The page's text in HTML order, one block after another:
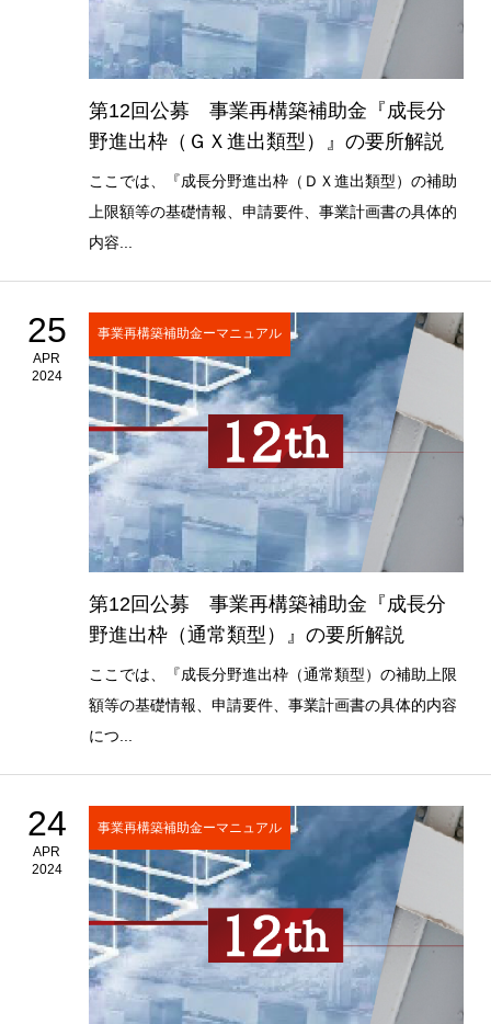
第12回公募 事業再構築補助金『成長分
野進出枠（ＧＸ進出類型）』の要所解説
ここでは、『成長分野進出枠（ＤＸ進出類型）の補助
上限額等の基礎情報、申請要件、事業計画書の具体的
内容...
25
APR
2024
事業再構築補助金ーマニュアル
第12回公募 事業再構築補助金『成長分
野進出枠（通常類型）』の要所解説
ここでは、『成長分野進出枠（通常類型）の補助上限
額等の基礎情報、申請要件、事業計画書の具体的内容
につ...
24
APR
2024
事業再構築補助金ーマニュアル